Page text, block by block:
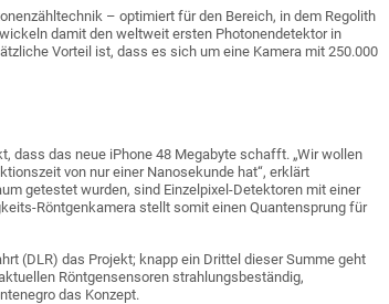
– optimiert für den Bereich, in dem Regolith
damit den weltweit ersten Photonendetektor in
Vorteil ist, dass es sich um eine Kamera mit 250.000
dass das neue iPhone 48 Megabyte schafft. „Wir wollen
von nur einer Nanosekunde hat“, erklärt
getestet wurden, sind Einzelpixel-Detektoren mit einer
Röntgenkamera stellt somit einen Quantensprung für
(DLR) das Projekt; knapp ein Drittel dieser Summe geht
Röntgensensoren strahlungsbeständig,
das Konzept.